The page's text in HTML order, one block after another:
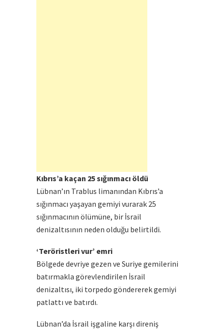
Kıbrıs’a kaçan 25 sığınmacı öldü
Lübnan’ın Trablus limanından Kıbrıs’a
sığınmacı yaşayan gemiyi vurarak 25
sığınmacının ölümüne, bir İsrail
denizaltısının neden olduğu belirtildi.
‘Teröristleri vur’ emri
Bölgede devriye gezen ve Suriye gemilerini
batırmakla görevlendirilen İsrail
denizaltısı, iki torpedo göndererek gemiyi
patlattı ve batırdı.
Lübnan’da İsrail işgaline karşı direniş